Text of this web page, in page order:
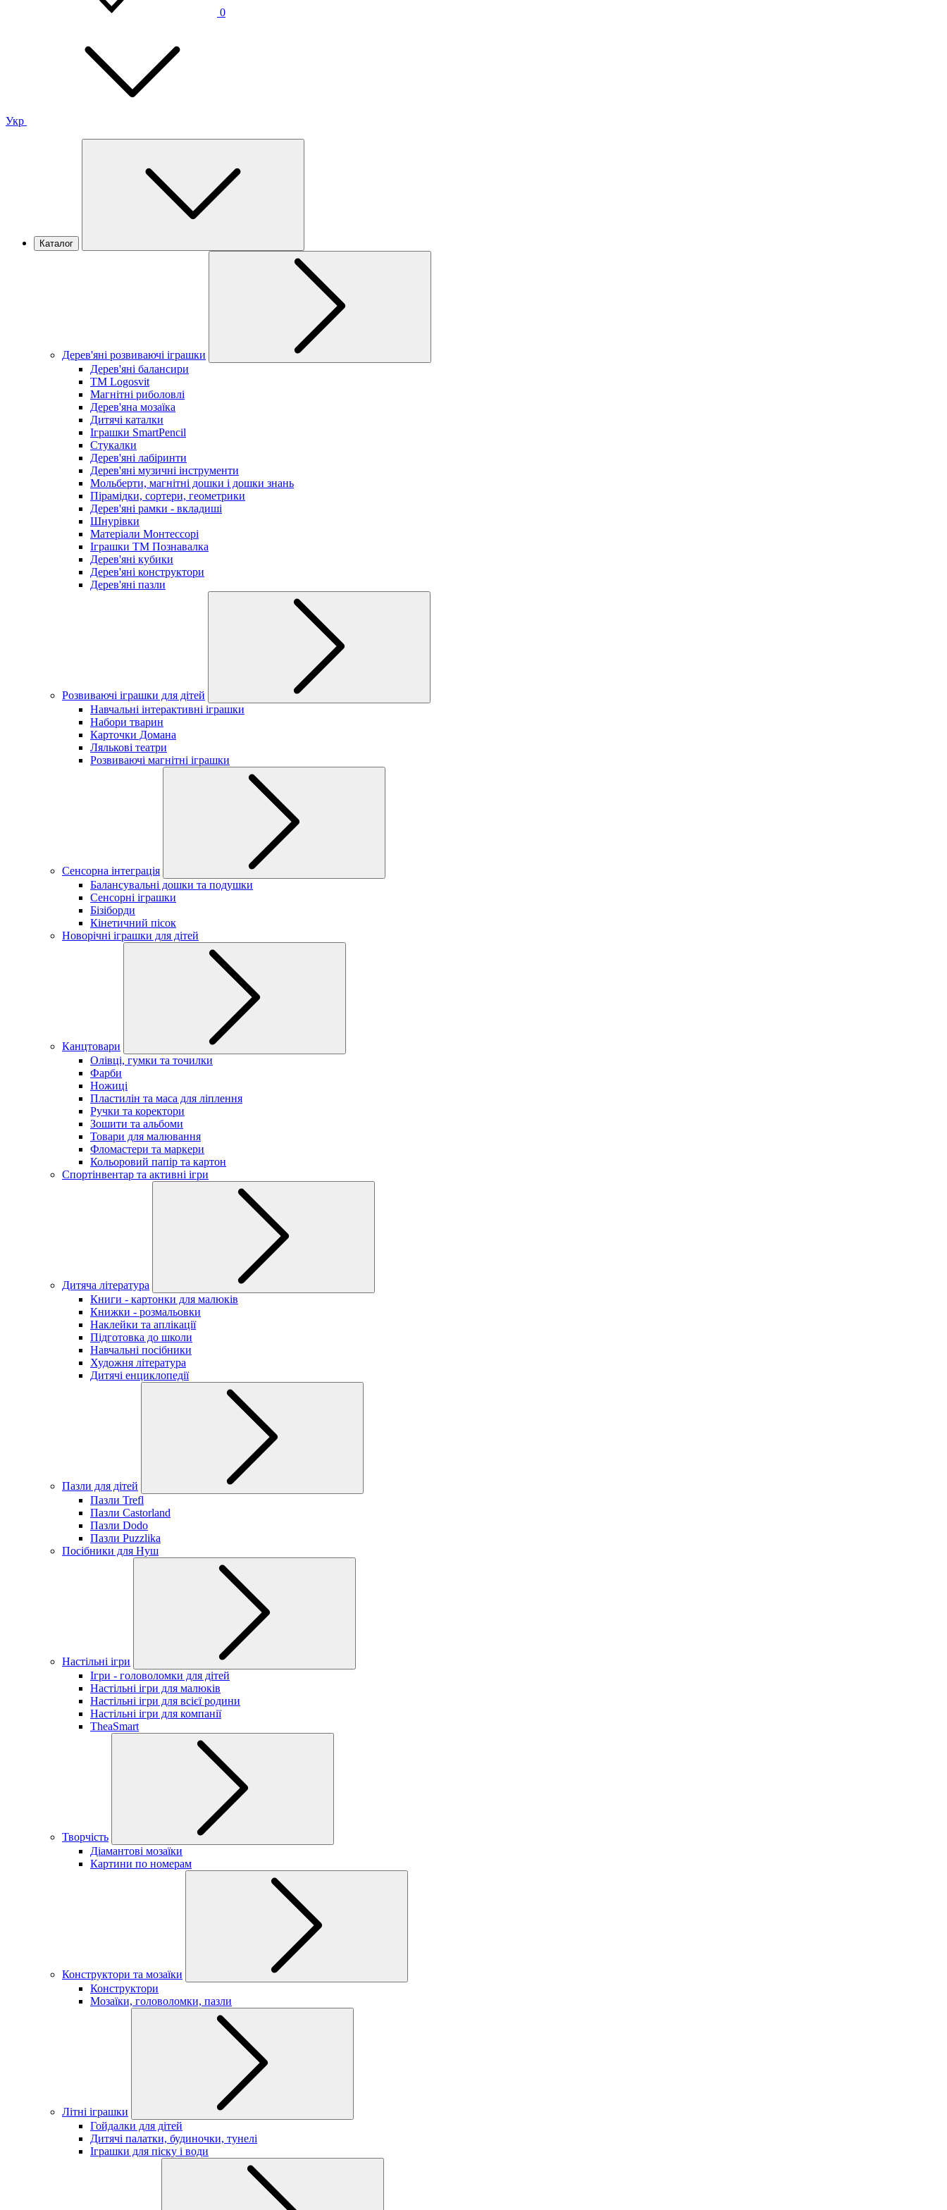
0
Укр
Каталог
Дерев'яні розвиваючі іграшки
Дерев'яні балансири
TM Logosvit
Магнітні риболовлі
Дерев'яна мозаїка
Дитячі каталки
Іграшки SmartPencil
Стукалки
Дерев'яні лабіринти
Дерев'яні музичні інструменти
Мольберти, магнітні дошки і дошки знань
Пірамідки, сортери, геометрики
Дерев'яні рамки - вкладиші
Шнурівки
Матеріали Монтессорі
Іграшки ТМ Познавалка
Дерев'яні кубики
Дерев'яні конструктори
Дерев'яні пазли
Розвиваючі іграшки для дітей
Навчальні інтерактивні іграшки
Набори тварин
Карточки Домана
Лялькові театри
Розвиваючі магнітні іграшки
Сенсорна інтеграція
Балансувальні дошки та подушки
Сенсорні іграшки
Бізіборди
Кінетичний пісок
Новорічні іграшки для дітей
Канцтовари
Олівці, гумки та точилки
Фарби
Ножиці
Пластилін та маса для ліплення
Ручки та коректори
Зошити та альбоми
Товари для малювання
Фломастери та маркери
Кольоровий папір та картон
Спортінвентар та активні ігри
Дитяча література
Книги - картонки для малюків
Книжки - розмальовки
Наклейки та аплікації
Підготовка до школи
Навчальні посібники
Художня література
Дитячі енциклопедії
Пазли для дітей
Пазли Trefl
Пазли Castorland
Пазли Dodo
Пазли Puzzlika
Посібники для Нуш
Настільні ігри
Ігри - головоломки для дітей
Настільні ігри для малюків
Настільні ігри для всієї родини
Настільні ігри для компанії
TheaSmart
Творчість
Діамантові мозаїки
Картини по номерам
Конструктори та мозаїки
Конструктори
Мозаїки, головоломки, пазли
Літні іграшки
Гойдалки для дітей
Дитячі палатки, будиночки, тунелі
Іграшки для піску і води